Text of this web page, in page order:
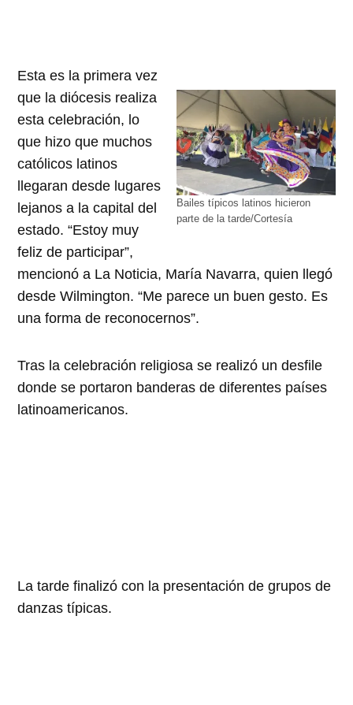
Bailes típicos latinos hicieron
parte de la tarde/Cortesía
Esta es la primera vez
que la diócesis realiza
esta celebración, lo
que hizo que muchos
católicos latinos
llegaran desde lugares
lejanos a la capital del
estado. “Estoy muy
feliz de participar”,
mencionó a La Noticia, María Navarra, quien llegó
desde Wilmington. “Me parece un buen gesto. Es
una forma de reconocernos”.
Tras la celebración religiosa se realizó un desfile
donde se portaron banderas de diferentes países
latinoamericanos.
La tarde finalizó con la presentación de grupos de
danzas típicas.